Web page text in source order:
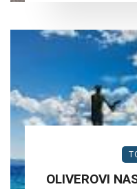
OLIVEROVI